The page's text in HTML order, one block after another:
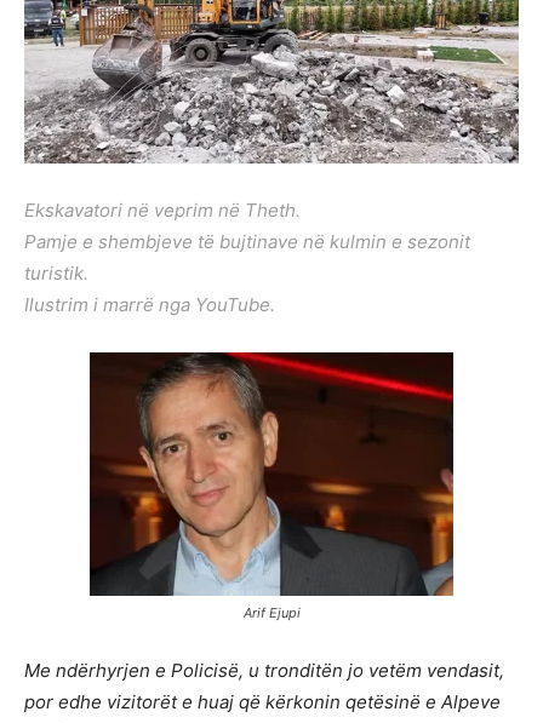
Ekskavatori në veprim në Theth.
Pamje e shembjeve të bujtinave në kulmin e sezonit
turistik.
Ilustrim i marrë nga YouTube.
Arif Ejupi
Me ndërhyrjen e Policisë, u tronditën jo vetëm vendasit,
por edhe vizitorët e huaj që kërkonin qetësinë e Alpeve